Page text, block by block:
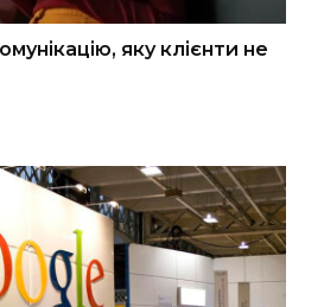
яку клієнти не